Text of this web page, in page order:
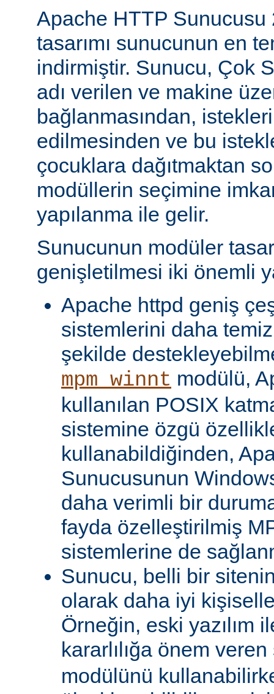
Apache HTTP Sunucusu
tasarımı sunucunun en
indirmiştir. Sunucu, Çok
adı verilen ve makine
bağlanmasından,
edilmesinden ve bu
çocuklara dağıtmaktan
modüllerin seçimine
yapılanma ile gelir.
Sunucunun modüler
genişletilmesi iki önemli
Apache httpd geniş
sistemlerini daha
şekilde
mpm_winnt modülü,
kullanılan POSIX
sistemine özgü
kullanabildiğinden,
Sunucusunun
daha verimli bir
fayda özelleştirilmiş
sistemlerine de
Sunucu, belli bir
olarak daha iyi
Örneğin, eski yazılım
kararlılığa önem
modülünü